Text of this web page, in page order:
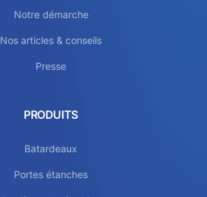
Notre démarche
Nos articles & conseils
Presse
PRODUITS
Batardeaux
Portes étanches